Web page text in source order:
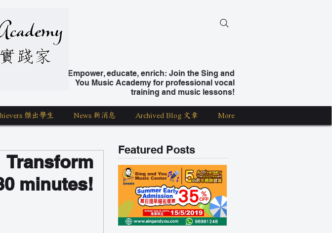
唱歌
Empower, educate, enrich: Join the Sing and
You Music Academy for professional vocal
training and music lessons!
傑出學生 News 新消息 Archived Blog 文章 More
Transform
minutes!
Featured Posts